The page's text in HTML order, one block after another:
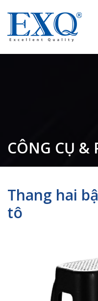
CÔNG CỤ &
Thang hai
tô